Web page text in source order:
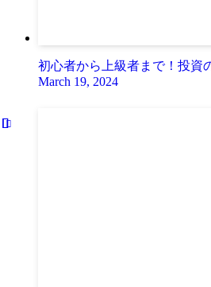
初心者から上級者まで！投資
March 19, 2024